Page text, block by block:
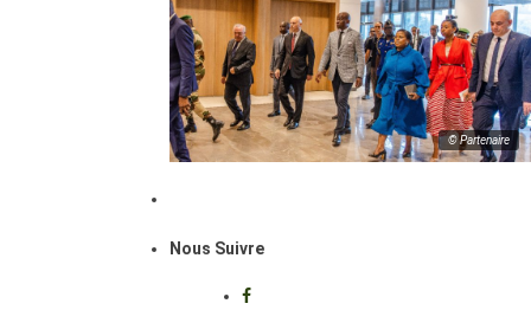
© Partenaire
Nous Suivre